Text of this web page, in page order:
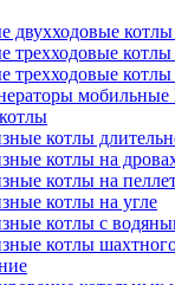
двухходовые
трехходовые
трехходовые
котлы
котлы на
котлы на
котлы на угле
котлы с
котлы